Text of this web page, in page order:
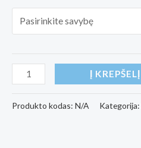
produkto
OmaKing
Į KREPŠELĮ
Produkto kodas: N/A Kategorija: